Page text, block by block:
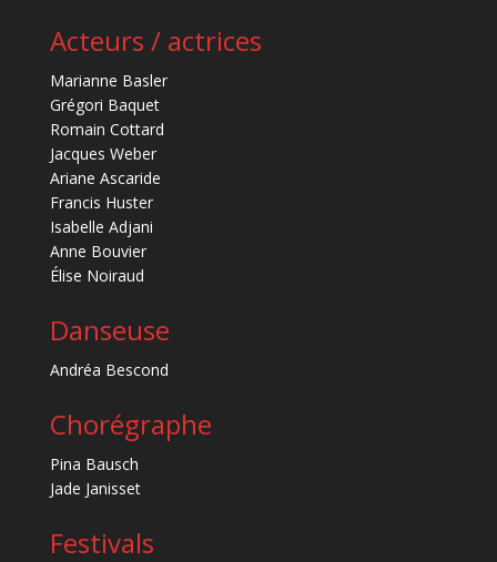
Acteurs / actrices
Marianne Basler
Grégori Baquet
Romain Cottard
Jacques Weber
Ariane Ascaride
Francis Huster
Isabelle Adjani
Anne Bouvier
Élise Noiraud
Danseuse
Andréa Bescond
Chorégraphe
Pina Bausch
Jade Janisset
Festivals